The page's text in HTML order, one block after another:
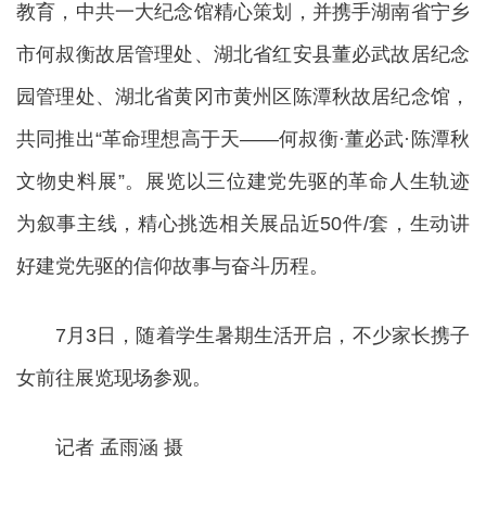
教育，中共一大纪念馆精心策划，并携手湖南省宁乡
市何叔衡故居管理处、湖北省红安县董必武故居纪念
园管理处、湖北省黄冈市黄州区陈潭秋故居纪念馆，
共同推出“革命理想高于天——何叔衡·董必武·陈潭秋
文物史料展”。展览以三位建党先驱的革命人生轨迹
为叙事主线，精心挑选相关展品近50件/套，生动讲
好建党先驱的信仰故事与奋斗历程。
7月3日，随着学生暑期生活开启，不少家长携子
女前往展览现场参观。
记者 孟雨涵 摄